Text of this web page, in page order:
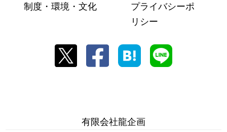
制度・環境・文化
プライバシーポ
リシー
有限会社龍企画